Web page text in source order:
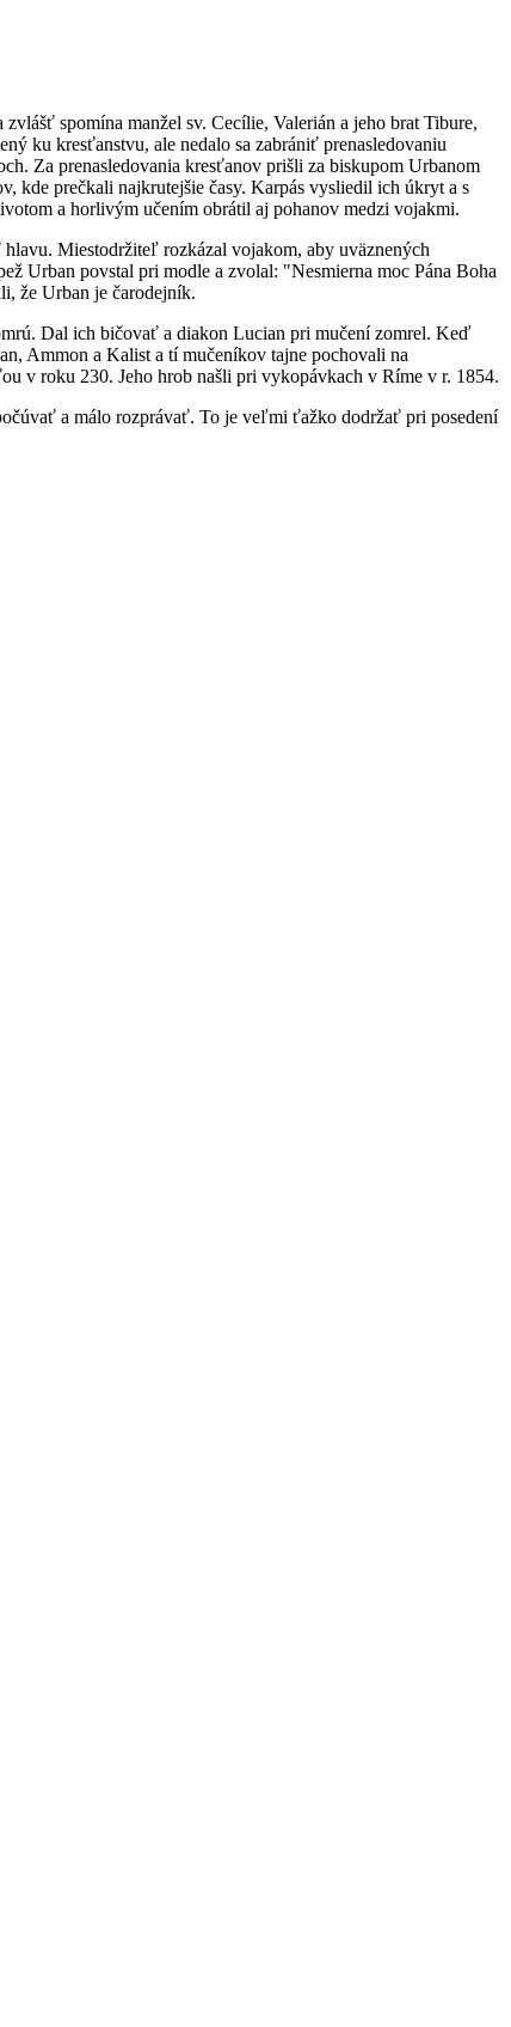
spomína manžel sv. Cecílie, Valerián a jeho brat Tibure,
ku kresťanstvu, ale nedalo sa zabrániť prenasledovaniu
Za prenasledovania kresťanov prišli za biskupom Urbanom
kde prečkali najkrutejšie časy. Karpás vysliedil ich úkryt a s
a horlivým učením obrátil aj pohanov medzi vojakmi.
Miestodržiteľ rozkázal vojakom, aby uväznených
Urban povstal pri modle a zvolal: "Nesmierna moc Pána Boha
že Urban je čarodejník.
Dal ich bičovať a diakon Lucian pri mučení zomrel. Keď
Ammon a Kalist a tí mučeníkov tajne pochovali na
v roku 230. Jeho hrob našli pri vykopávkach v Ríme v r. 1854.
a málo rozprávať. To je veľmi ťažko dodržať pri posedení